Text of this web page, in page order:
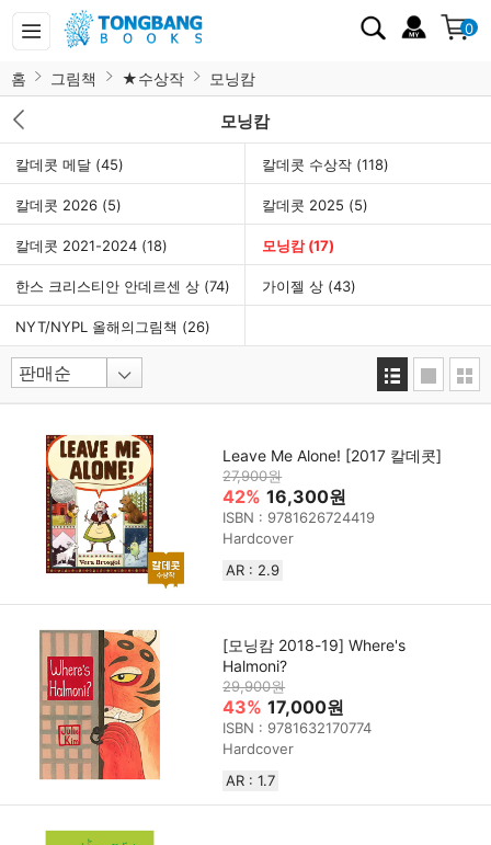
0
홈 그림책 ★수상작 모닝캄
모닝캄
칼데콧 메달 (45) 칼데콧 수상작 (118)
칼데콧 2026 (5) 칼데콧 2025 (5)
칼데콧 2021-2024 (18) 모닝캄(17)
한스 크리스티안 안데르센 상 (74) 가이젤 상 (43)
NYT/NYPL 올해의그림책 (26)
Leave Me Alone! [2017 칼데콧]
27,900원
42% 16,300원
ISBN : 9781626724419
Hardcover
AR : 2.9
[모닝캄 2018-19] Where's
Halmoni?
29,900원
43% 17,000원
ISBN : 9781632170774
Hardcover
AR : 1.7